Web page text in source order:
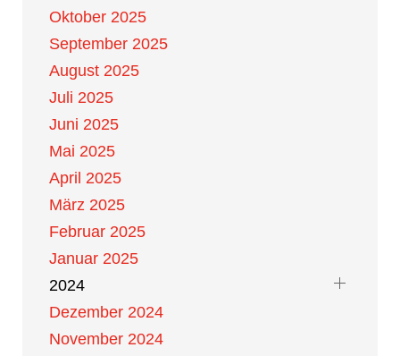
Oktober 2025
September 2025
August 2025
Juli 2025
Juni 2025
Mai 2025
April 2025
März 2025
Februar 2025
Januar 2025
2024
Dezember 2024
November 2024